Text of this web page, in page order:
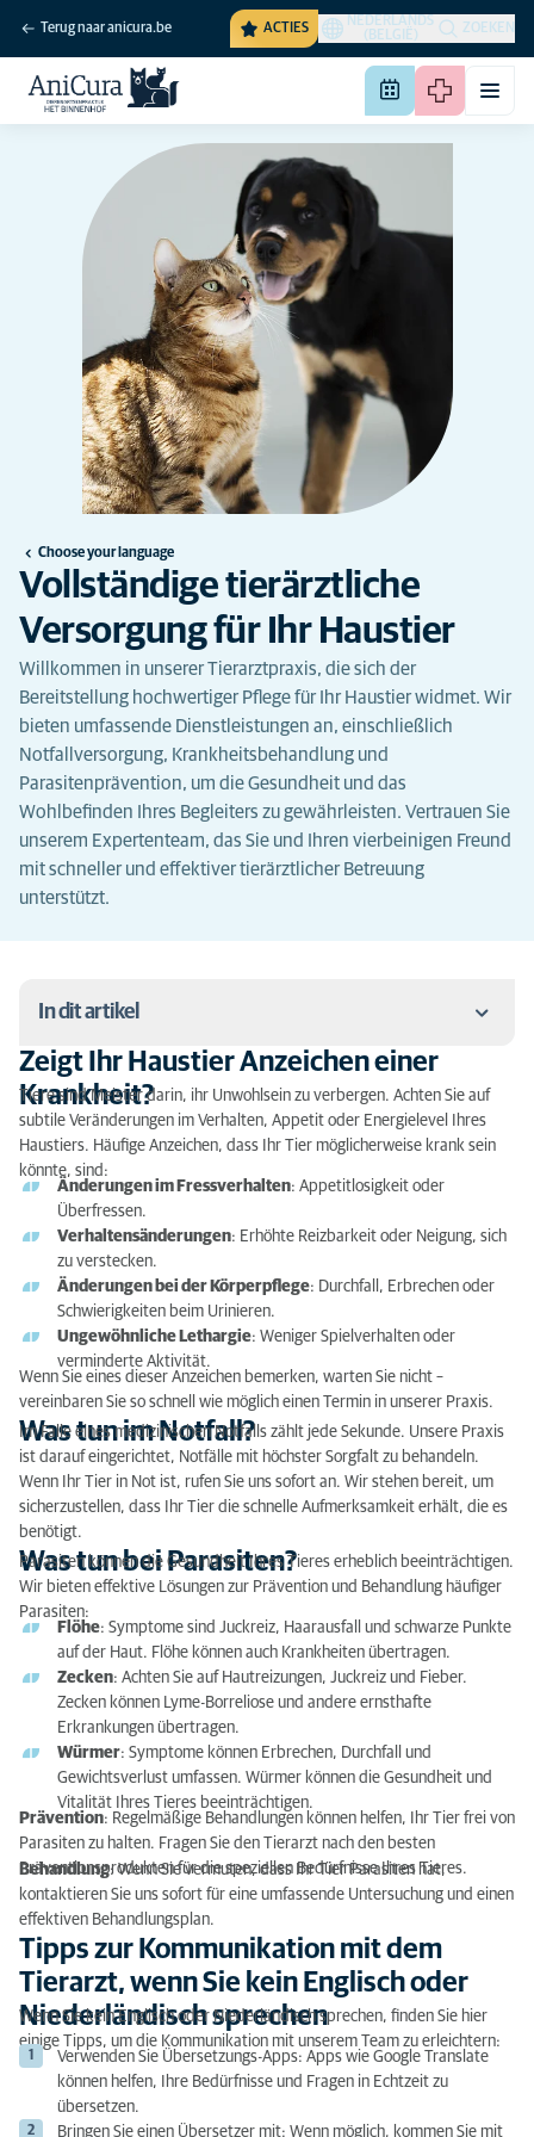
Terug naar anicura.be ACTIES
NEDERLANDS
(BELGIË)
ZOEKEN
Choose your language
Vollständige tierärztliche
Versorgung für Ihr Haustier
Willkommen in unserer Tierarztpraxis, die sich der
Bereitstellung hochwertiger Pflege für Ihr Haustier widmet. Wir
bieten umfassende Dienstleistungen an, einschließlich
Notfallversorgung, Krankheitsbehandlung und
Parasitenprävention, um die Gesundheit und das
Wohlbefinden Ihres Begleiters zu gewährleisten. Vertrauen Sie
unserem Expertenteam, das Sie und Ihren vierbeinigen Freund
mit schneller und effektiver tierärztlicher Betreuung
unterstützt.
In dit artikel
Zeigt Ihr Haustier Anzeichen einer Krankheit?
Was tun im Notfall?
Was tun bei Parasiten?
Tipps zur Kommunikation mit dem Tierarzt, wenn
Sie kein Englisch oder Niederländisch sprechen
Zeigt Ihr Haustier Anzeichen einer
Krankheit?
Tiere sind Meister darin, ihr Unwohlsein zu verbergen. Achten Sie auf
subtile Veränderungen im Verhalten, Appetit oder Energielevel Ihres
Haustiers. Häufige Anzeichen, dass Ihr Tier möglicherweise krank sein
könnte, sind:
Änderungen im Fressverhalten: Appetitlosigkeit oder
Überfressen.
Verhaltensänderungen: Erhöhte Reizbarkeit oder Neigung, sich
zu verstecken.
Änderungen bei der Körperpflege: Durchfall, Erbrechen oder
Schwierigkeiten beim Urinieren.
Ungewöhnliche Lethargie: Weniger Spielverhalten oder
verminderte Aktivität.
Wenn Sie eines dieser Anzeichen bemerken, warten Sie nicht –
vereinbaren Sie so schnell wie möglich einen Termin in unserer Praxis.
Was tun im Notfall?
Im Falle eines medizinischen Notfalls zählt jede Sekunde. Unsere Praxis
ist darauf eingerichtet, Notfälle mit höchster Sorgfalt zu behandeln.
Wenn Ihr Tier in Not ist, rufen Sie uns sofort an. Wir stehen bereit, um
sicherzustellen, dass Ihr Tier die schnelle Aufmerksamkeit erhält, die es
benötigt.
Was tun bei Parasiten?
Parasiten können die Gesundheit Ihres Tieres erheblich beeinträchtigen.
Wir bieten effektive Lösungen zur Prävention und Behandlung häufiger
Parasiten:
Flöhe: Symptome sind Juckreiz, Haarausfall und schwarze Punkte
auf der Haut. Flöhe können auch Krankheiten übertragen.
Zecken: Achten Sie auf Hautreizungen, Juckreiz und Fieber.
Zecken können Lyme-Borreliose und andere ernsthafte
Erkrankungen übertragen.
Würmer: Symptome können Erbrechen, Durchfall und
Gewichtsverlust umfassen. Würmer können die Gesundheit und
Vitalität Ihres Tieres beeinträchtigen.
Prävention: Regelmäßige Behandlungen können helfen, Ihr Tier frei von
Parasiten zu halten. Fragen Sie den Tierarzt nach den besten
Präventionsprodukten für die speziellen Bedürfnisse Ihres Tieres.
Behandlung: Wenn Sie vermuten, dass Ihr Tier Parasiten hat,
kontaktieren Sie uns sofort für eine umfassende Untersuchung und einen
effektiven Behandlungsplan.
Tipps zur Kommunikation mit dem
Tierarzt, wenn Sie kein Englisch oder
Niederländisch sprechen
Wenn Sie kein Englisch oder Niederländisch sprechen, finden Sie hier
einige Tipps, um die Kommunikation mit unserem Team zu erleichtern:
Verwenden Sie Übersetzungs-Apps: Apps wie Google Translate
können helfen, Ihre Bedürfnisse und Fragen in Echtzeit zu
übersetzen.
Bringen Sie einen Übersetzer mit: Wenn möglich, kommen Sie mit